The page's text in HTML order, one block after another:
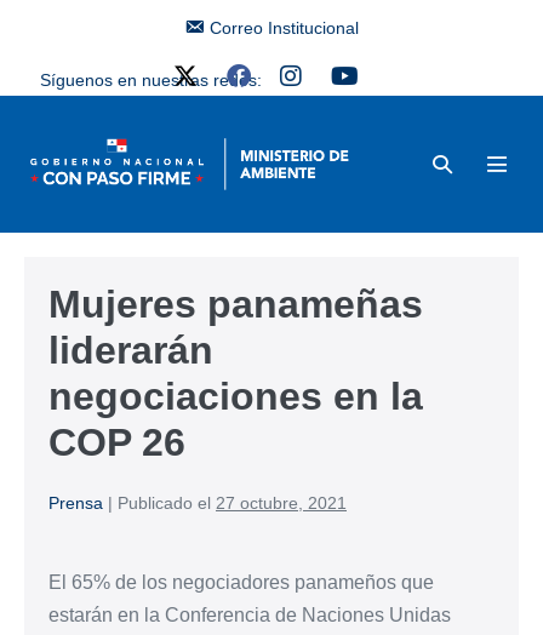
Correo Institucional
Síguenos en nuestras redes:
Mujeres panameñas
liderarán
negociaciones en la
COP 26
Prensa | Publicado el 27 octubre, 2021
El 65% de los negociadores panameños que
estarán en la Conferencia de Naciones Unidas